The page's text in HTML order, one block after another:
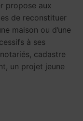
propose aux
de reconstituer
maison ou d’une
à ses
cadastre
un projet jeune